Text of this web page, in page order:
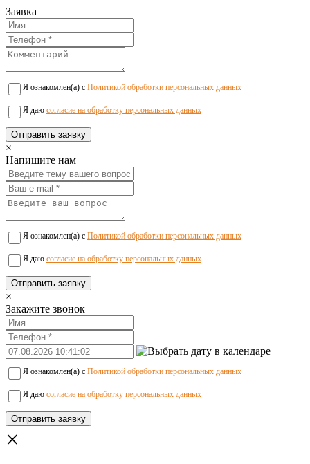
Заявка
Я ознакомлен(а) с Политикой обработки персональных данных
Я даю согласие на обработку персональных данных
×
Напишите нам
Я ознакомлен(а) с Политикой обработки персональных данных
Я даю согласие на обработку персональных данных
×
Закажите звонок
Я ознакомлен(а) с Политикой обработки персональных данных
Я даю согласие на обработку персональных данных
×